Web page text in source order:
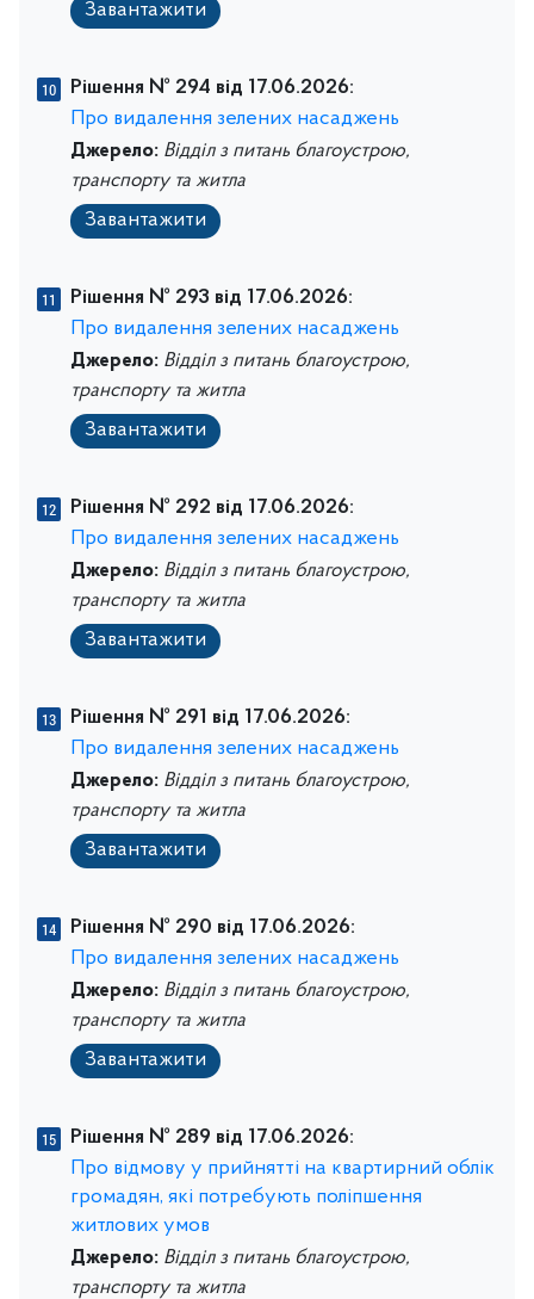
Завантажити
Рішення № 294 від 17.06.2026:
Про видалення зелених насаджень
Джерело: Відділ з питань благоустрою,
транспорту та житла
Завантажити
Рішення № 293 від 17.06.2026:
Про видалення зелених насаджень
Джерело: Відділ з питань благоустрою,
транспорту та житла
Завантажити
Рішення № 292 від 17.06.2026:
Про видалення зелених насаджень
Джерело: Відділ з питань благоустрою,
транспорту та житла
Завантажити
Рішення № 291 від 17.06.2026:
Про видалення зелених насаджень
Джерело: Відділ з питань благоустрою,
транспорту та житла
Завантажити
Рішення № 290 від 17.06.2026:
Про видалення зелених насаджень
Джерело: Відділ з питань благоустрою,
транспорту та житла
Завантажити
Рішення № 289 від 17.06.2026:
Про відмову у прийнятті на квартирний облік
громадян, які потребують поліпшення
житлових умов
Джерело: Відділ з питань благоустрою,
транспорту та житла